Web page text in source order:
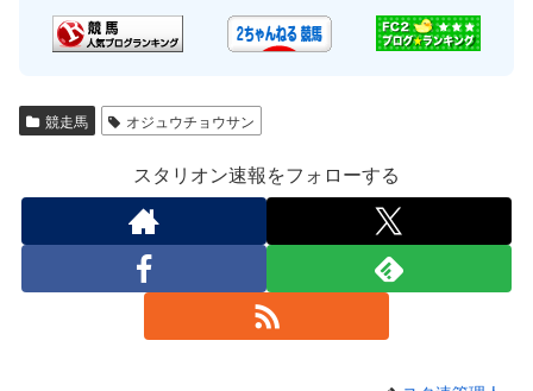
競走馬 オジュウチョウサン
スタリオン速報をフォローする